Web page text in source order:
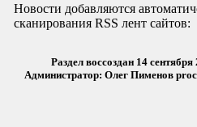
Новости добавляются
сканирования RSS лент сайтов:
Раздел воссоздан 14 сентября
Администратор: Олег Пименов